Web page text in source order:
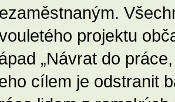
projektu
„Návrat do
cílem je odstranit